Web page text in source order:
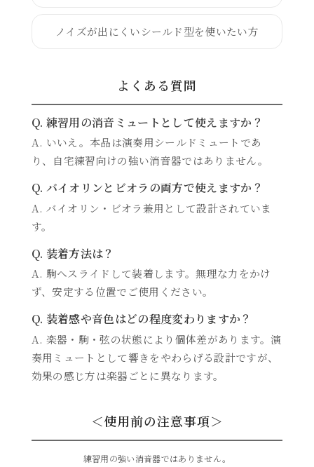
ノイズが出にくいシールド型を使いたい方
よくある質問
Q. 練習用の消音ミュートとして使えますか？
A. いいえ。本品は演奏用シールドミュートであ
り、自宅練習向けの強い消音器ではありません。
Q. バイオリンとビオラの両方で使えますか？
A. バイオリン・ビオラ兼用として設計されていま
す。
Q. 装着方法は？
A. 駒へスライドして装着します。無理な力をかけ
ず、安定する位置でご使用ください。
Q. 装着感や音色はどの程度変わりますか？
A. 楽器・駒・弦の状態により個体差があります。演
奏用ミュートとして響きをやわらげる設計ですが、
効果の感じ方は楽器ごとに異なります。
＜使用前の注意事項＞
練習用の強い消音器ではありません。